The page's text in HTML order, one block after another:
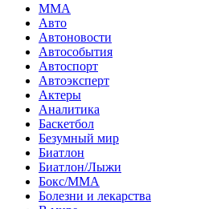
MMA
Авто
Автоновости
Автособытия
Автоспорт
Автоэксперт
Актеры
Аналитика
Баскетбол
Безумный мир
Биатлон
Биатлон/Лыжи
Бокс/MMA
Болезни и лекарства